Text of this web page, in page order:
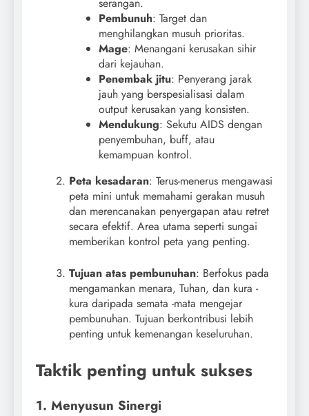
serangan.
Pembunuh: Target dan
menghilangkan musuh prioritas.
Mage: Menangani kerusakan sihir
dari kejauhan.
Penembak jitu: Penyerang jarak
jauh yang berspesialisasi dalam
output kerusakan yang konsisten.
Mendukung: Sekutu AIDS dengan
penyembuhan, buff, atau
kemampuan kontrol.
Peta kesadaran: Terus-menerus mengawasi
peta mini untuk memahami gerakan musuh
dan merencanakan penyergapan atau retret
secara efektif. Area utama seperti sungai
memberikan kontrol peta yang penting.
Tujuan atas pembunuhan: Berfokus pada
mengamankan menara, Tuhan, dan kura -
kura daripada semata -mata mengejar
pembunuhan. Tujuan berkontribusi lebih
penting untuk kemenangan keseluruhan.
Taktik penting untuk sukses
1. Menyusun Sinergi